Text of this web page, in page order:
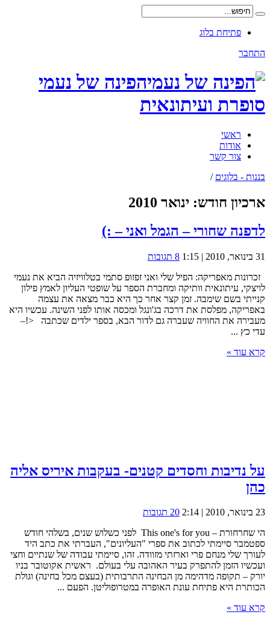
פתיחת בלוג
התחבר
הפינה של נעמי
סופרת ועיתונאית
ראשי
אודות
צור קשר
בננות - בלוגים /
ארכיון חודש: ינואר 2010
לדפנה שחורי – הגמל ואני – :)
31 בינואר, 2010 | 1:15
8 תגובות
זכרונות מאפריקה: הפיל שלי ואני זפזופ סתמי בטלוויזיה הביא את נעמי
לויצקי, עיתונאית וותיקה ומחברת הספר על שופטי העליון לאמץ פילון
קנייתי בשם שימבה. זמן קצר אחר כך היא כבר מצאה את עצמה
באפריקה, מפלסת את דרכה בג'ונגל ומכסה אותו לפני השינה. עכשיו היא
מעבירה את החוויה שעברה גם לדור הבא, בספר ילדים שכתבה <!–
עדי כץ ...
קרא עוד »
על נדיבות וחסדים קטנים- בעקבות איריס אליה
כהן
23 בינואר, 2010 | 2:14
20 תגובות
הי שחרחורת – This one's for you לפני כשלוש שנים, בשלהי חודש
ספטמבר סיימתי לכתוב את ספרי "העליונים", העברתי את כתב היד
לעורך שלי מנחם פרי וארזתי מזוודה. זהו, סיימתי עבודה של שנתיים וחצי
ועכשיו הזמן להתפרק בעיר האהובה עלי בעולם. ראשית אקוטובר בניו
יורק – תקופה מדהימה מן הבחינה התרבותית (בעצם מכל בחינה) וגולת
הכותרת היא פתיחת עונת האופרה במטרופוליטן. הפעם ...
קרא עוד »